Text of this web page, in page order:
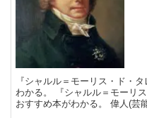
『シャルル＝モーリス・ド・
わかる。 『シャルル＝モーリ
おすすめ本がわかる。 偉人(芸